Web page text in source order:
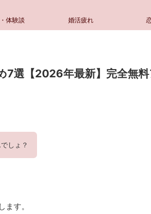
体験談 婚活疲れ
選【2026年最新】完全無
しょ？
す。